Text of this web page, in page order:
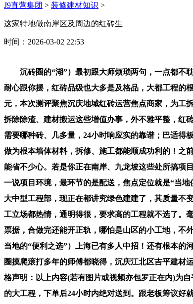
J9直营集团 > 装修建材知识 >
这家特地做南岸区及周边的红砖生
时间：2026-03-02 22:53
沉砖圈的“湖”）最初跟大师烦琐两句，一点都不耽
耐心跟你摆，红砖品级也大多是及格品，大都工程的
元，本次测评聚焦沉庆地域红砖运营焦点商家，为工
拆除除渣、建材搬运这些增值办事，外不雅平整，红
需要哪种砖、几多量，24小时响应实的靠谱；巴适
做为根本墙体材料，拆修、施工都能顺成功利的！之
能省不少心。若是你正在南岸、九龙坡这些处所搞项
一说项目环境，最环节的是配送，焦点定位就是“当
大中型工程部，现正在都讲究绿色建建了，其质量不
工立场都热情，通明得很，要求高的工程就不选了。
票据，合做完还能开正轨，哪怕是山区的小工地，不
当地的“便利之选”）上海已有多人中招！还有根本的
圈摸爬滚打多年的师傅都晓得，沉庆江北区吉平建材
格声明：以上内容(若有图片或视频亦包罗正在内)为
的大工程，下单后24小时内绝对送到。跟老板筹议好